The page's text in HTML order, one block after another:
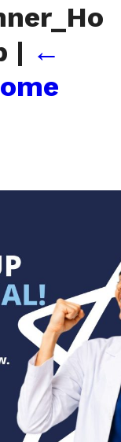
| ←